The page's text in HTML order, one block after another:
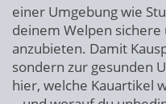
einer Umgebung wie
deinem Welpen
anzubieten. Damit
sondern zur gesunden
hier, welche Kauartikel